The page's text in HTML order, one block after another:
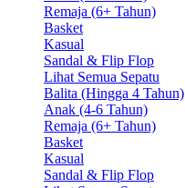
Remaja (6+ Tahun)
Basket
Kasual
Sandal & Flip Flop
Lihat Semua Sepatu
Balita (Hingga 4 Tahun)
Anak (4-6 Tahun)
Remaja (6+ Tahun)
Basket
Kasual
Sandal & Flip Flop